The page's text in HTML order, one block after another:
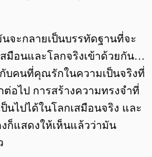
จะกลายเป็นบรรทัดฐานที่จะ
มือนและโลกจริงเข้าด้วยกัน…
บคนที่คุณรักในความเป็นจริงที่
อไป การสร้างความทรงจำที่
นไปได้ในโลกเสมือนจริง และ
ก็แสดงให้เห็นแล้วว่ามัน